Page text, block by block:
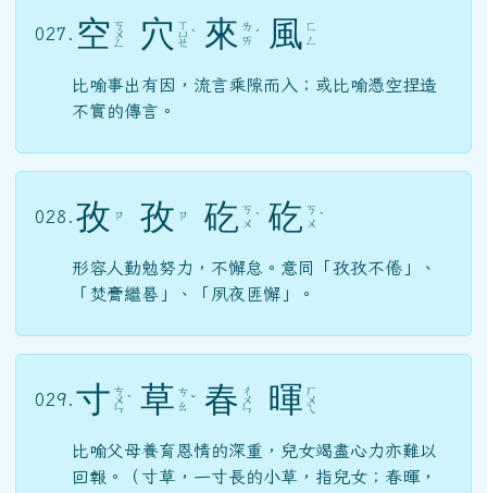
027. 空 ㄎ
ㄨ
ㄥ 穴 ㄒ
ㄩ
ㄝ
ˋ 來 ㄌ
ㄞ ˊ 風 ㄈ
ㄥ
比喻事出有因，流言乘隙而入；或比喻憑空捏造
不實的傳言。
028. 孜 ㄗ 孜 ㄗ 矻 ㄎ
ㄨ ˋ 矻 ㄎ
ㄨ ˋ
形容人勤勉努力，不懈怠。意同「孜孜不倦」、
「焚膏繼晷」、「夙夜匪懈」。
029. 寸 ㄘ
ㄨ
ㄣ
ˋ 草 ㄘ
ㄠ ˇ 春 ㄔ
ㄨ
ㄣ 暉 ㄏ
ㄨ
ㄟ
比喻父母養育恩情的深重，兒女竭盡心力亦難以
回報。（寸草，一寸長的小草，指兒女；春暉，